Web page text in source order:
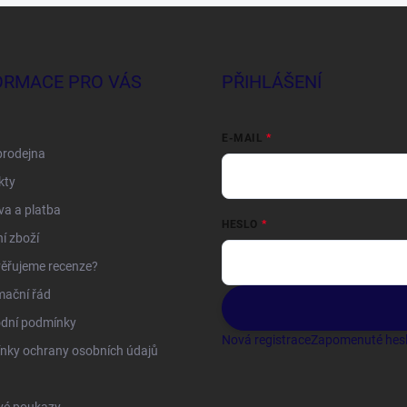
PRO VÁS
a platba
zboží
recenze?
řád
podmínky
ochrany osobních údajů
PŘIHLÁŠENÍ
E-MAIL
HESLO
Nová registraceZapomenuté